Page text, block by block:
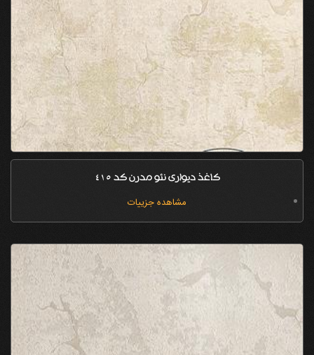
کاغذ دیواری نئو مدرن کد 415
مشاهده جزییات